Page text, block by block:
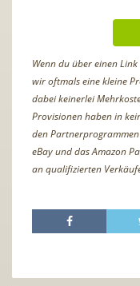
Wenn du über einen
wir oftmals eine kleine
dabei keinerlei
Provisionen haben in
den
eBay und das Amazon
an qualifizierten